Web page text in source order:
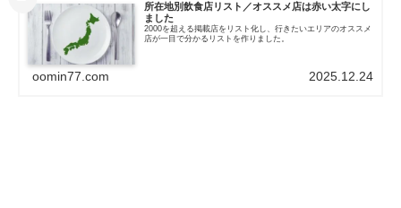
所在地別飲食店リスト／オススメ店は赤い太字にし
ました
2000を超える掲載店をリスト化し、行きたいエリアのオススメ
店が一目で分かるリストを作りました。
oomin77.com 2025.12.24